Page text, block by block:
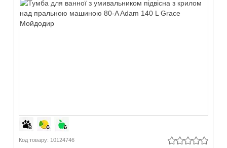
Код товару: 10124746